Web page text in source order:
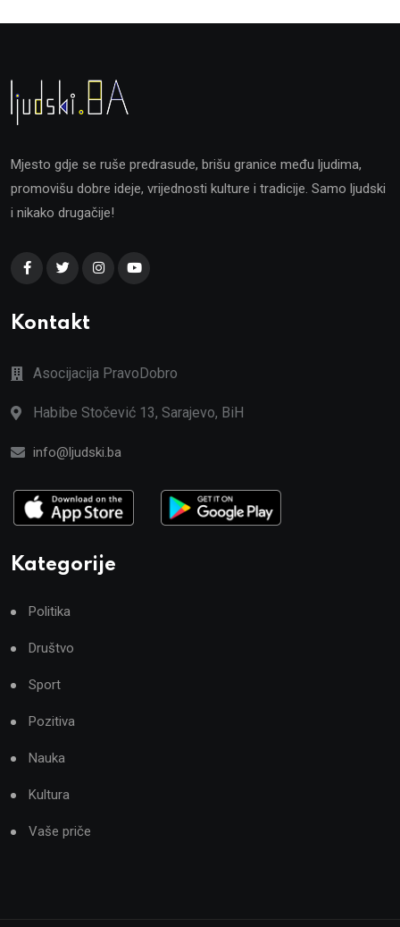
Mjesto gdje se ruše predrasude, brišu granice među ljudima,
promovišu dobre ideje, vrijednosti kulture i tradicije. Samo ljudski
i nikako drugačije!
Kontakt
Asocijacija PravoDobro
Habibe Stočević 13, Sarajevo, BiH
info@ljudski.ba
Kategorije
Politika
Društvo
Sport
Pozitiva
Nauka
Kultura
Vaše priče